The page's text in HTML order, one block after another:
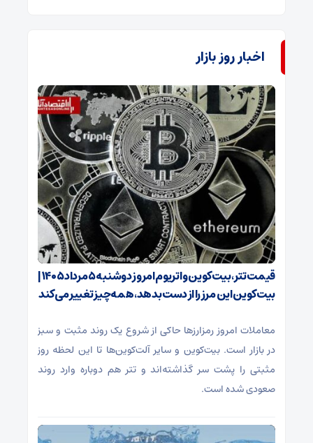
اخبار روز بازار
قیمت تتر، بیت‌کوین و اتریوم امروز دوشنبه ۵ مرداد ۱۴۰۵ |
بیت‌کوین این مرز را از دست بدهد، همه‌چیز تغییر می‌کند
معاملات امروز رمزارز‌ها حاکی از شروع یک روند مثبت و سبز
در بازار است. بیت‌کوین و سایر آلت‌کوین‌ها تا این لحظه روز
مثبتی را پشت سر گذاشته‌اند و تتر هم دوباره وارد روند
صعودی شده است.